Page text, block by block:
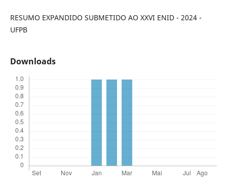
RESUMO EXPANDIDO SUBMETIDO AO XXVI ENID - 2024 -
UFPB
Downloads